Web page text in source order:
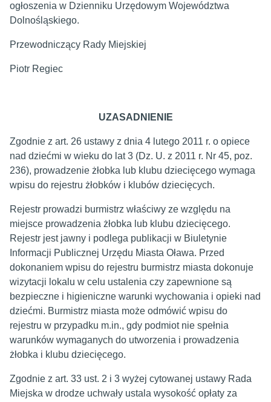
ogłoszenia w Dzienniku Urzędowym Województwa
Dolnośląskiego.
Przewodniczący Rady Miejskiej
Piotr Regiec
UZASADNIENIE
Zgodnie z art. 26 ustawy z dnia 4 lutego 2011 r. o opiece
nad dziećmi w wieku do lat 3 (Dz. U. z 2011 r. Nr 45, poz.
236), prowadzenie żłobka lub klubu dziecięcego wymaga
wpisu do rejestru żłobków i klubów dziecięcych.
Rejestr prowadzi burmistrz właściwy ze względu na
miejsce prowadzenia żłobka lub klubu dziecięcego.
Rejestr jest jawny i podlega publikacji w Biuletynie
Informacji Publicznej Urzędu Miasta Oława. Przed
dokonaniem wpisu do rejestru burmistrz miasta dokonuje
wizytacji lokalu w celu ustalenia czy zapewnione są
bezpieczne i higieniczne warunki wychowania i opieki nad
dziećmi. Burmistrz miasta może odmówić wpisu do
rejestru w przypadku m.in., gdy podmiot nie spełnia
warunków wymaganych do utworzenia i prowadzenia
żłobka i klubu dziecięcego.
Zgodnie z art. 33 ust. 2 i 3 wyżej cytowanej ustawy Rada
Miejska w drodze uchwały ustala wysokość opłaty za